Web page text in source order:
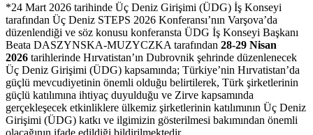
*24 Mart 2026 tarihinde Üç Deniz Girişimi (ÜDG) İş Konseyi
tarafından Üç Deniz STEPS 2026 Konferansı’nın Varşova’da
düzenlendiği ve söz konusu konferansta ÜDG İş Konseyi Başkanı
Beata DASZYNSKA-MUZYCZKA tarafından 28-29 Nisan
2026 tarihlerinde Hırvatistan’ın Dubrovnik şehrinde düzenlenecek
Üç Deniz Girişimi (ÜDG) kapsamında; Türkiye’nin Hırvatistan’da
güçlü mevcudiyetinin önemli olduğu belirtilerek, Türk şirketlerinin
güçlü katılımına ihtiyaç duyulduğu ve Zirve kapsamında
gerçekleşecek etkinliklere ülkemiz şirketlerinin katılımının Üç Deniz
Girişimi (ÜDG) katkı ve ilgimizin gösterilmesi bakımından önemli
olacağının ifade edildiği bildirilmektedir.